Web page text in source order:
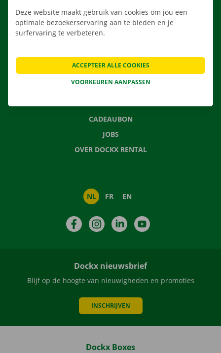
APP
VERHUISOPLOSSINGEN
CONTACTEER ONS
CADEAUBON
JOBS
OVER DOCKX RENTAL
NL FR EN
FacebookInstagramLinkedIn
Dockx nieuwsbrief
Blijf op de hoogte van nieuwigheden en promoties
INSCHRIJVEN
Dockx Boxes
Deze website maakt gebruik van cookies om jou een
optimale bezoekerservaring aan te bieden en je
surfervaring te verbeteren.
VOORKEUREN AANPASSEN
ACCEPTEER ALLE COOKIES